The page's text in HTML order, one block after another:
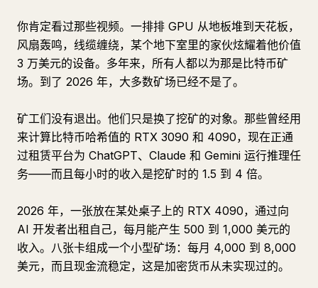
你肯定看过那些视频。一排排 GPU 从地板堆到天花板，
风扇轰鸣，线缆缠绕，某个地下室里的家伙炫耀着他价值
3 万美元的设备。多年来，所有人都以为那是比特币矿
场。到了 2026 年，大多数矿场已经不是了。
矿工们没有退出。他们只是换了挖矿的对象。那些曾经用
来计算比特币哈希值的 RTX 3090 和 4090，现在正通
过租赁平台为 ChatGPT、Claude 和 Gemini 运行推理任
务——而且每小时的收入是挖矿时的 1.5 到 4 倍。
2026 年，一张放在某处桌子上的 RTX 4090，通过向
AI 开发者出租自己，每月能产生 500 到 1,000 美元的
收入。八张卡组成一个小型矿场：每月 4,000 到 8,000
美元，而且现金流稳定，这是加密货币从未实现过的。